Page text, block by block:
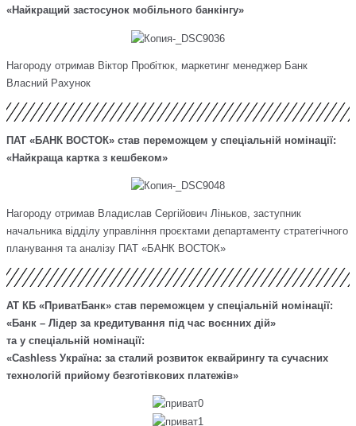
«Найкращий застосунок мобільного банкінгу»
Нагороду отримав Віктор Пробітюк, маркетинг менеджер Банк
Власний Рахунок
ПАТ «БАНК ВОСТОК» став переможцем у спеціальній номінації:
«Найкраща картка з кешбеком»
Нагороду отримав Владислав Сергійович Ліньков, заступник
начальника відділу управління проєктами департаменту стратегічного
планування та аналізу ПАТ «БАНК ВОСТОК»
АТ КБ «ПриватБанк» став переможцем у спеціальній номінації:
«Банк – Лідер за кредитування під час воєнних дій»
та у спеціальній номінації:
«Cashless Україна: за сталий розвиток еквайрингу та сучасних
технологій прийому безготівкових платежів»